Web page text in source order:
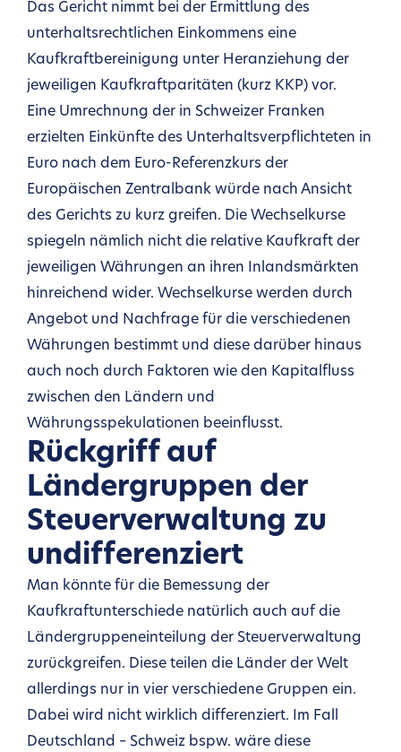
Das Gericht nimmt bei der Ermittlung des
unterhaltsrechtlichen Einkommens eine
Kaufkraftbereinigung unter Heranziehung der
jeweiligen Kaufkraftparitäten (kurz KKP) vor.
Eine Umrechnung der in Schweizer Franken
erzielten Einkünfte des Unterhaltsverpflichteten in
Euro nach dem Euro-Referenzkurs der
Europäischen Zentralbank würde nach Ansicht
des Gerichts zu kurz greifen. Die Wechselkurse
spiegeln nämlich nicht die relative Kaufkraft der
jeweiligen Währungen an ihren Inlandsmärkten
hinreichend wider. Wechselkurse werden durch
Angebot und Nachfrage für die verschiedenen
Währungen bestimmt und diese darüber hinaus
auch noch durch Faktoren wie den Kapitalfluss
zwischen den Ländern und
Währungsspekulationen beeinflusst.
Rückgriff auf
Ländergruppen der
Steuerverwaltung zu
undifferenziert
Man könnte für die Bemessung der
Kaufkraftunterschiede natürlich auch auf die
Ländergruppeneinteilung der Steuerverwaltung
zurückgreifen. Diese teilen die Länder der Welt
allerdings nur in vier verschiedene Gruppen ein.
Dabei wird nicht wirklich differenziert. Im Fall
Deutschland – Schweiz bspw. wäre diese